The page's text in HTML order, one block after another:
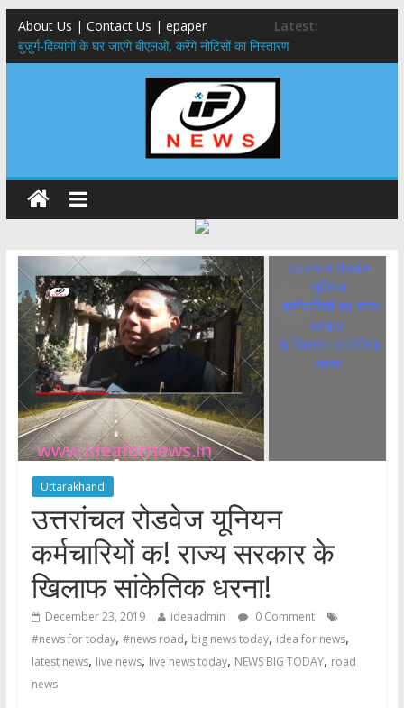
About Us | Contact Us | epaper
Latest:
बुजुर्ग-दिव्यांगों के घर जाएंगे बीएलओ, करेंगे नोटिसों का निस्तारण
24×7 अलर्ट मोड में रहें अधिकारी-मुख्य सचिव मानसून-एसईओसी से मुख्य सचिव ने
की विस्तृत समीक्षा कहा-बंद सड़कों को शीघ्र खोला जाए, लोगों को न हो दिक्कत
459 करोड़ से एचएनबी गढ़वाल विश्वविद्यालय में अनुसंधान संरचना होगी सुदृढ,उच्च
शिक्षा मंत्री धन सिंह रावत ने नवनियुक्त केन्द्रीय शिक्षा मंत्री से की मुलाकात
मुख्यमंत्री से महानिदेशक एनसीसी ने की शिष्टाचार भेंट,उत्तराखण्ड में एनसीसी के
विस्तार एवं आधुनिक आधारभूत संरचना के विकास पर हुई महत्वपूर्ण चर्चा
एमडीडीए बोर्ड बैठक, देहरादून और मसूरी के विकास के लिए 25 बड़े प्रस्तावों को मिली
हरी झंडी
Uttarakhand
उत्तरांचल रोडवेज यूनियन
कर्मचारियों क! राज्य सरकार के
खिलाफ सांकेतिक धरना!
December 23, 2019 ideaadmin
0 Comment
#news for today, #news road, big news today, idea for news,
latest news, live news, live news today, NEWS BIG TODAY, road
news